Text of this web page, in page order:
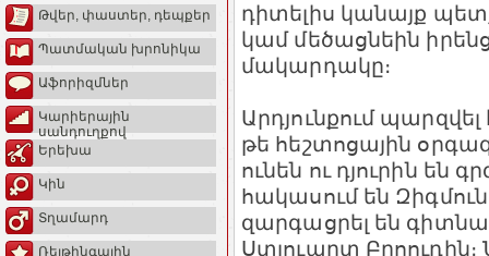
Թվեր, փաստեր, դեպքեր
Պատմական խրոնիկա
Աֆորիզմներ
Կարիերային
սանդուղքով
Երեխա
Կին
Տղամարդ
Ռեյթինգային
դիտելիս կանայք
կամ մեծացնեին
մակարդակը։
Արդյունքում
թե հեշտոցային
ունեն ու դյուրին են
հակասում են
զարգացրել են
Ստյուարտ